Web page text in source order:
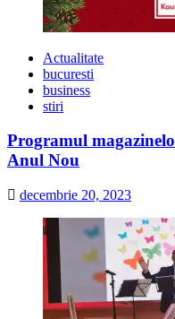
Actualitate
bucuresti
business
stiri
Programul
Anul Nou
decembrie 20, 2023